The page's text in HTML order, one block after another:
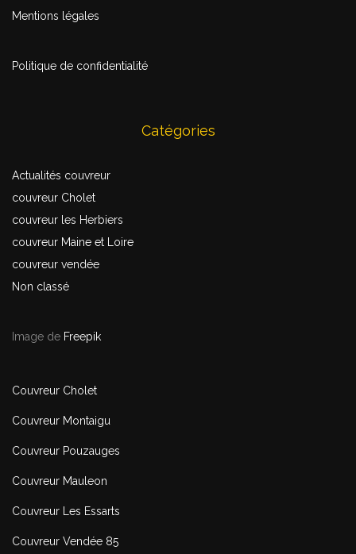
Mentions légales
Politique de confidentialité
Catégories
Actualités couvreur
couvreur Cholet
couvreur les Herbiers
couvreur Maine et Loire
couvreur vendée
Non classé
Image de Freepik
Couvreur Cholet
Couvreur Montaigu
Couvreur Pouzauges
Couvreur Mauleon
Couvreur Les Essarts
Couvreur Vendée 85